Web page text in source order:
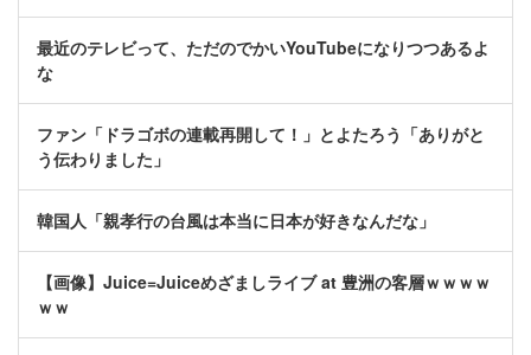
最近のテレビって、ただのでかいYouTubeになりつつあるよ
な
ファン「ドラゴボの連載再開して！」とよたろう「ありがと
う伝わりました」
韓国人「親孝行の台風は本当に日本が好きなんだな」
【画像】Juice=Juiceめざましライブ at 豊洲の客層ｗｗｗｗ
ｗｗ